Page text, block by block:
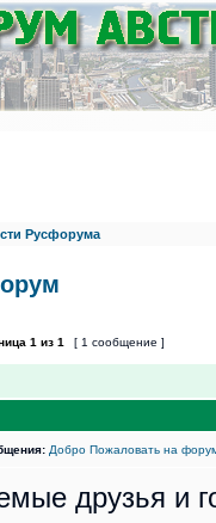
Русфорума
1 из 1 [ 1 сообщение ]
Добро Пожаловать на
друзья и